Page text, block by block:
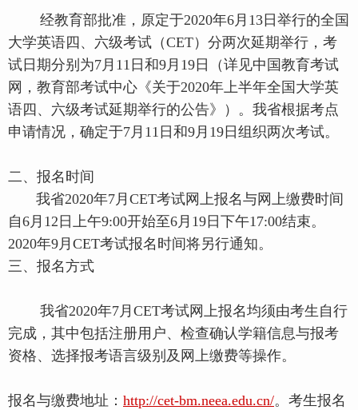
经教育部批准，原定于2020年6月13日举行的全国
大学英语四、六级考试（CET）分两次延期举行，考
试日期分别为7月11日和9月19日（详见中国教育考试
网，教育部考试中心《关于2020年上半年全国大学英
语四、六级考试延期举行的公告》）。我省根据考点
申请情况，确定于7月11日和9月19日组织两次考试。
二、报名时间
我省2020年7月CET考试网上报名与网上缴费时间
自6月12日上午9:00开始至6月19日下午17:00结束。
2020年9月CET考试报名时间将另行通知。
三、报名方式
我省2020年7月CET考试网上报名均须由考生自行
完成，其中包括注册用户、检查确认学籍信息与报考
资格、选择报考语言级别及网上缴费等操作。
报名与缴费地址： http://cet-bm.neea.edu.cn/。考生报名